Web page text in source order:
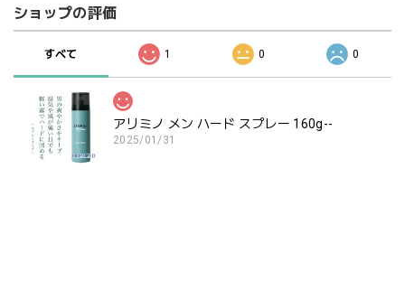
ショップの評価
すべて 1 0 0
アリミノ メン ハード スプレー 160g--
2025/01/31